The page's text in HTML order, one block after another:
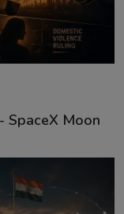
SpaceX Moon